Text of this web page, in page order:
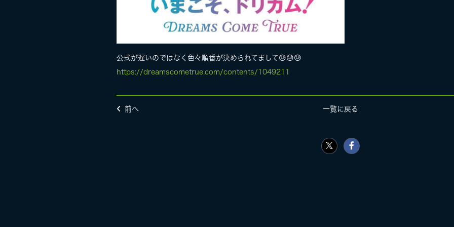
公式が遅いのではなく色々順番が決められてまして😓😓😓
https://dreamscometrue.com/contents/1049211
前へ 一覧に戻る